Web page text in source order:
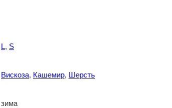
L, S
Вискоза, Кашемир, Шерсть
зима